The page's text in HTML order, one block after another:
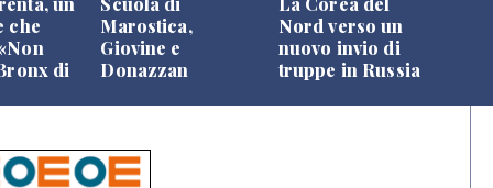
che
di
Marostica,
Giovine e
Donazzan
Nord verso un
nuovo invio di
truppe in Russia